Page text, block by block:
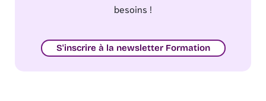
besoins !
S'inscrire à la newsletter Formation